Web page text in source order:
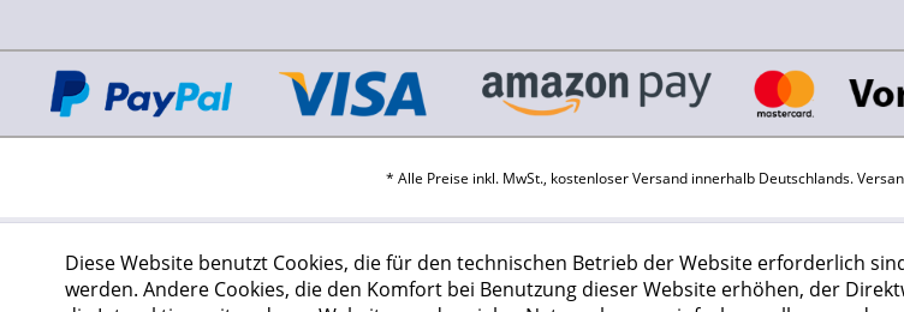
* Alle Preise inkl. MwSt., kostenloser Versand innerhalb Deutschlands.
Diese Website benutzt Cookies, die für den technischen Betrieb der Website erforderlich
werden. Andere Cookies, die den Komfort bei Benutzung dieser Website erhöhen, der